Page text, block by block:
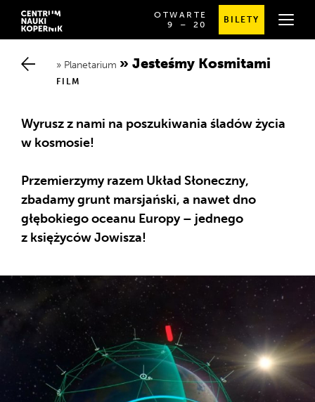
OTWARTE
OD
20:00
9 ⁠–⁠ 20
SPRAWDŹ
SZCZEGÓŁOWE
BILETY
Planetarium Jesteśmy Kosmitami
FILM
Wyrusz z nami na poszukiwania śladów życia
w kosmosie!
Przemierzymy razem Układ Słoneczny,
zbadamy grunt marsjański, a nawet dno
głębokiego oceanu Europy – jednego
z księżyców Jowisza!